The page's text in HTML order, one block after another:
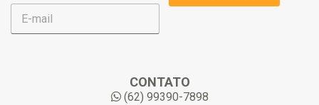
E
m
CONTATO
(62) 99390-7898